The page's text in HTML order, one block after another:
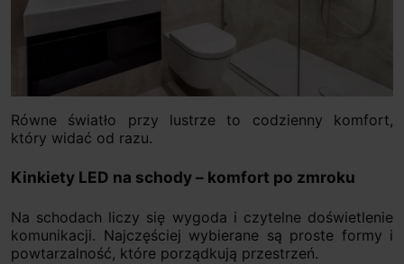
Równe światło przy lustrze to codzienny komfort,
który widać od razu.
Kinkiety LED na schody – komfort po zmroku
Na schodach liczy się wygoda i czytelne doświetlenie
komunikacji. Najczęściej wybierane są proste formy i
powtarzalność, które porządkują przestrzeń.